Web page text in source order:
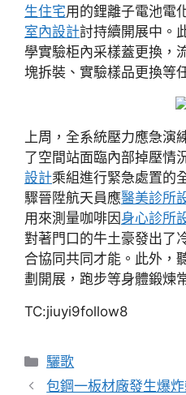
生住宅用的鋰離子電池電
室內設計討持續開展中。
學實驗柜內采樣蓋更換，
塊拆裝、實驗樣品更換等
上周，全系統壓力應急演
了空間站面臨內部掉壓情
設計乘組進行緊急處置的
驟晉陞航天員應醫美診所
用來測量咖啡因身心診所
對著門口的牛土豪發出了
合協同共同才能。此外，
劃開展，跑步等身體鍛煉
TC:jiuyi9follow8
分
類
驪歌
包鋼一板材廠發生爆